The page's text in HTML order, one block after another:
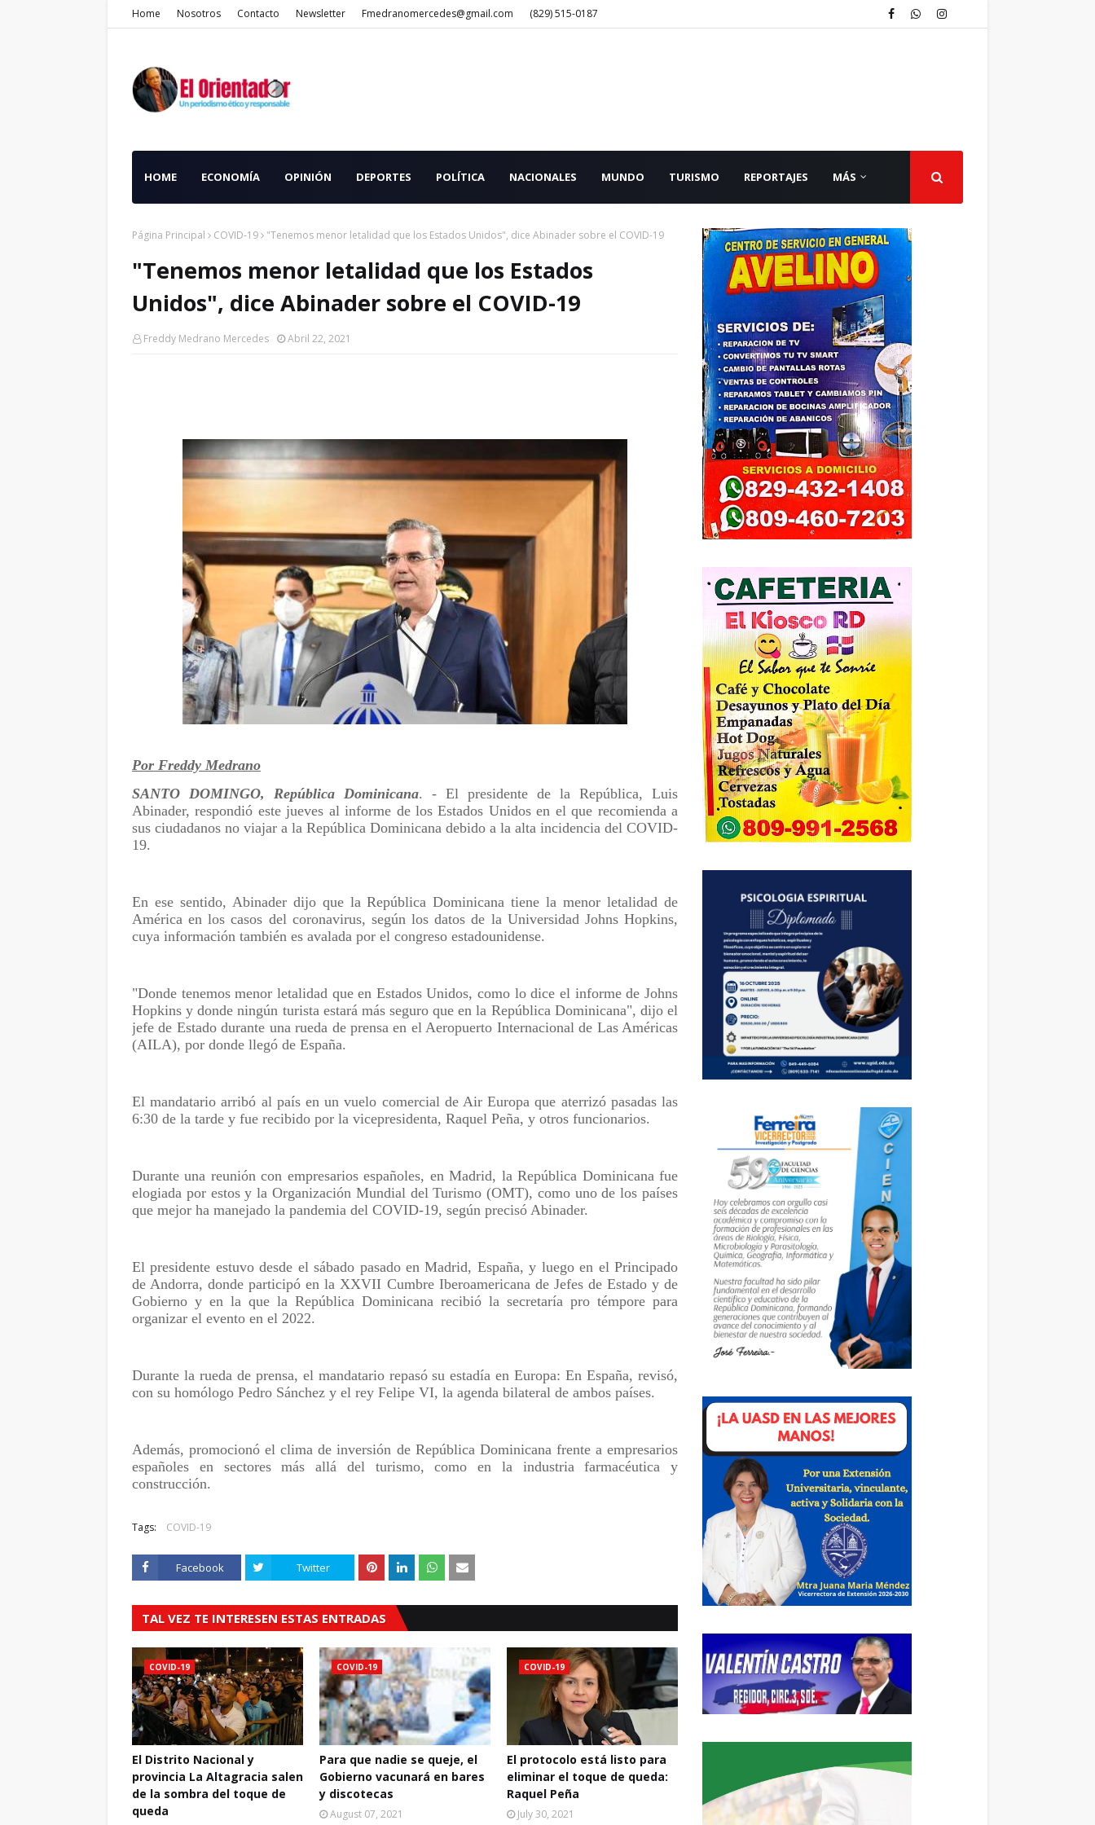
Home Nosotros Contacto Newsletter Fmedranomercedes@gmail.com (829) 515-0187
HOME ECONOMÍA OPINIÓN DEPORTES POLÍTICA NACIONALES MUNDO TURISMO REPORTAJES MÁS
Página Principal COVID-19 "Tenemos menor letalidad que los Estados Unidos", dice Abinader sobre el COVID-19
"Tenemos menor letalidad que los Estados
Unidos", dice Abinader sobre el COVID-19
Freddy Medrano Mercedes Abril 22, 2021
Por Freddy Medrano
SANTO DOMINGO, República Dominicana. - El presidente de la República, Luis
Abinader, respondió este jueves al informe de los Estados Unidos en el que recomienda a
sus ciudadanos no viajar a la República Dominicana debido a la alta incidencia del COVID-
19.
En ese sentido, Abinader dijo que la República Dominicana tiene la menor letalidad de
América en los casos del coronavirus, según los datos de la Universidad Johns Hopkins,
cuya información también es avalada por el congreso estadounidense.
"Donde tenemos menor letalidad que en Estados Unidos, como lo dice el informe de Johns
Hopkins y donde ningún turista estará más seguro que en la República Dominicana", dijo el
jefe de Estado durante una rueda de prensa en el Aeropuerto Internacional de Las Américas
(AILA), por donde llegó de España.
El mandatario arribó al país en un vuelo comercial de Air Europa que aterrizó pasadas las
6:30 de la tarde y fue recibido por la vicepresidenta, Raquel Peña, y otros funcionarios.
Durante una reunión con empresarios españoles, en Madrid, la República Dominicana fue
elogiada por estos y la Organización Mundial del Turismo (OMT), como uno de los países
que mejor ha manejado la pandemia del COVID-19, según precisó Abinader.
El presidente estuvo desde el sábado pasado en Madrid, España, y luego en el Principado
de Andorra, donde participó en la XXVII Cumbre Iberoamericana de Jefes de Estado y de
Gobierno y en la que la República Dominicana recibió la secretaría pro témpore para
organizar el evento en el 2022.
Durante la rueda de prensa, el mandatario repasó su estadía en Europa: En España, revisó,
con su homólogo Pedro Sánchez y el rey Felipe VI, la agenda bilateral de ambos países.
Además, promocionó el clima de inversión de República Dominicana frente a empresarios
españoles en sectores más allá del turismo, como en la industria farmacéutica y
construcción.
Tags: COVID-19
Facebook Twitter
TAL VEZ TE INTERESEN ESTAS ENTRADAS
COVID-19
El Distrito Nacional y
provincia La Altagracia salen
de la sombra del toque de
queda
COVID-19
Para que nadie se queje, el
Gobierno vacunará en bares
y discotecas
August 07, 2021
COVID-19
El protocolo está listo para
eliminar el toque de queda:
Raquel Peña
July 30, 2021